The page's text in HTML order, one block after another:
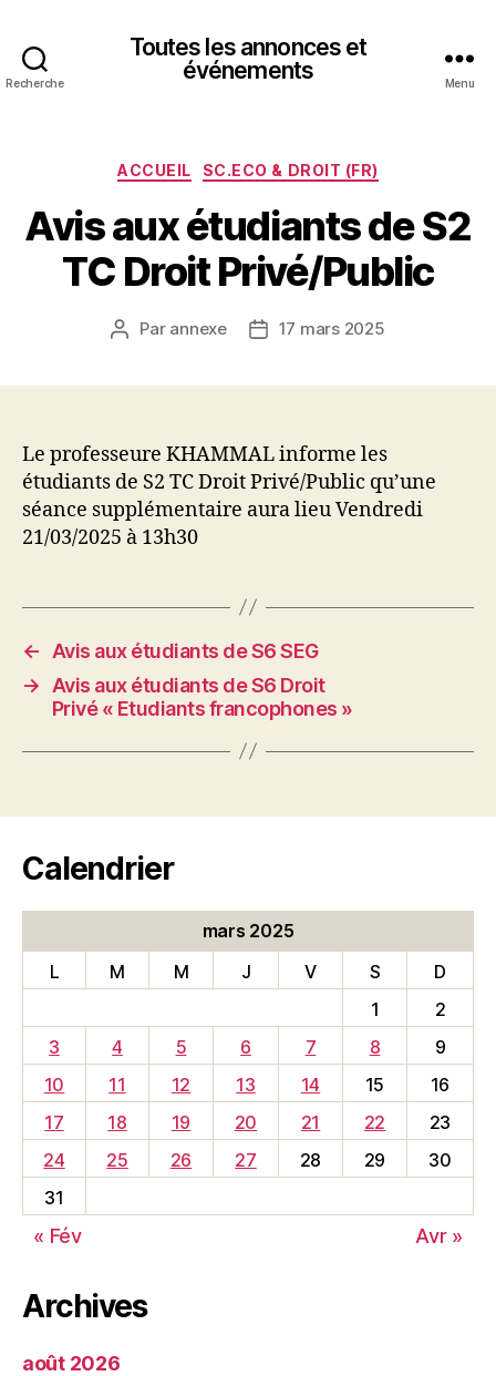
Recherche
Toutes les annonces et
événements
Menu
Catégories
ACCUEIL SC.ECO & DROIT (FR)
Avis aux étudiants de S2
TC Droit Privé/Public
Auteur
Par annexe
Date17 mars 2025
Le professeure KHAMMAL informe les
étudiants de S2 TC Droit Privé/Public qu’une
séance supplémentaire aura lieu Vendredi
21/03/2025 à 13h30
←
Avis aux étudiants de S6 SEG
→
Avis aux étudiants de S6 Droit
Privé « Etudiants francophones »
Calendrier
mars 2025
L
M M J V S
D
1
2
3
4 5 6 7 8
9
10
11 12 13 14 15
16
17
18 19 20 21 22
23
24
25 26 27 28 29
30
31
« Fév Avr »
Archives
août 2026